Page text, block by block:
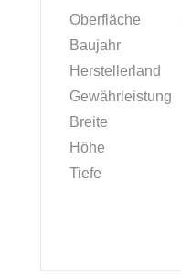
Oberfläche
Baujahr
Herstellerland
Gewährleistung
Breite
Höhe
Tiefe